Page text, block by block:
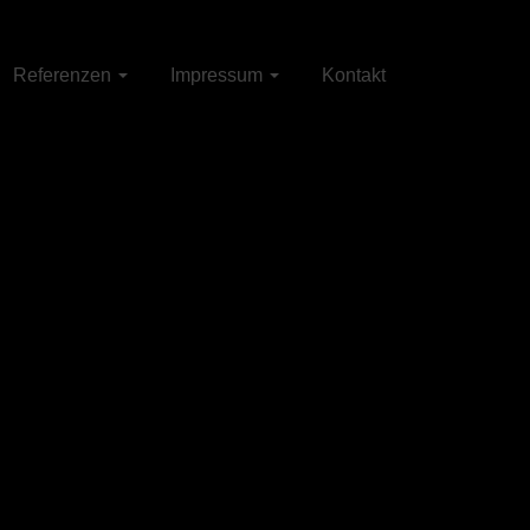
Referenzen Impressum Kontakt